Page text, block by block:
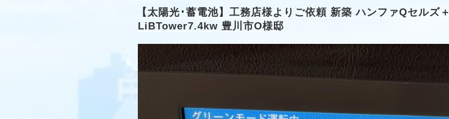
【太陽光･蓄電池】工務店様よりご依頼 新築 ハンファQセルズ＋
LiBTower7.4kw 豊川市O様邸